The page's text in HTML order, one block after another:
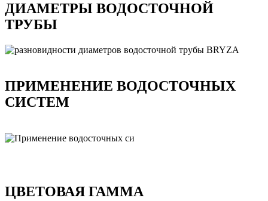
ДИАМЕТРЫ ВОДОСТОЧНОЙ
ТРУБЫ
ПРИМЕНЕНИЕ ВОДОСТОЧНЫХ
СИСТЕМ
ЦВЕТОВАЯ ГАММА